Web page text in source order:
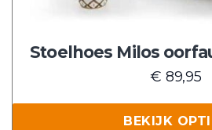
Stoelhoes Milos
€ 89,95
BEKIJK